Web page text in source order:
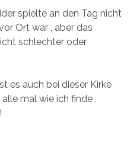
spielte an den Tag nicht
Ort war , aber das
schlechter oder
es auch bei dieser Kirke
mal wie ich finde .